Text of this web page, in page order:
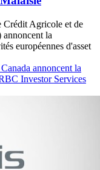
Agricole et de
la
européennes d'asset
annoncent la
Investor Services